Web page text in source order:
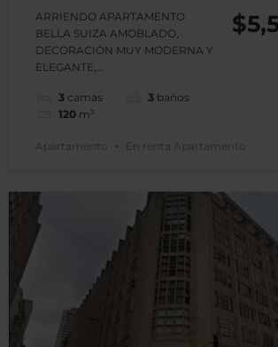
Apartamento
Amoblado Bella
Suiza
ARRIENDO APARTAMENTO
BELLA SUIZA AMOBLADO,
DECORACIÒN MUY MODERNA Y
ELEGANTE,...
3 camas 3 baños
120 m²
Apartamento En renta Apartamento